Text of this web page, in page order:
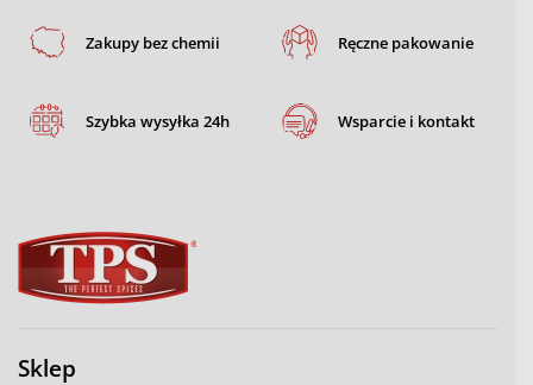
Zakupy bez chemii
Szybka wysyłka 24h
Ręczne pakowanie
Wsparcie i kontakt
Sklep